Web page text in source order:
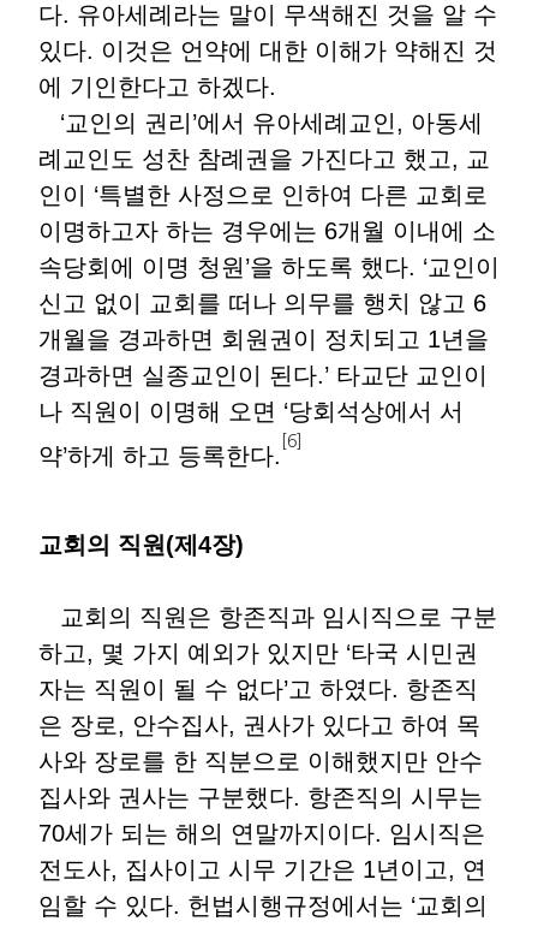
다. 유아세례라는 말이 무색해진 것을 알 수
있다. 이것은 언약에 대한 이해가 약해진 것
에 기인한다고 하겠다.
‘교인의 권리’에서 유아세례교인, 아동세
례교인도 성찬 참례권을 가진다고 했고, 교
인이 ‘특별한 사정으로 인하여 다른 교회로
이명하고자 하는 경우에는 6개월 이내에 소
속당회에 이명 청원’을 하도록 했다. ‘교인이
신고 없이 교회를 떠나 의무를 행치 않고 6
개월을 경과하면 회원권이 정치되고 1년을
경과하면 실종교인이 된다.’ 타교단 교인이
나 직원이 이명해 오면 ‘당회석상에서 서
약’하게 하고 등록한다.
[6]
교회의 직원(제4장)
교회의 직원은 항존직과 임시직으로 구분
하고, 몇 가지 예외가 있지만 ‘타국 시민권
자는 직원이 될 수 없다’고 하였다. 항존직
은 장로, 안수집사, 권사가 있다고 하여 목
사와 장로를 한 직분으로 이해했지만 안수
집사와 권사는 구분했다. 항존직의 시무는
70세가 되는 해의 연말까지이다. 임시직은
전도사, 집사이고 시무 기간은 1년이고, 연
임할 수 있다. 헌법시행규정에서는 ‘교회의